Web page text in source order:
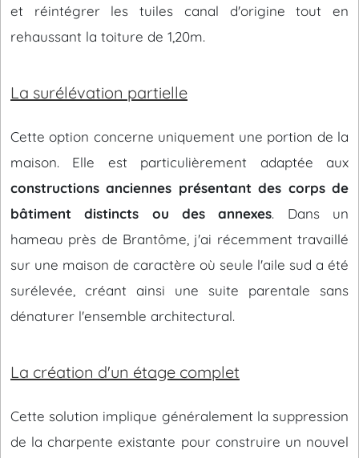
et réintégrer les tuiles canal d'origine tout en
rehaussant la toiture de 1,20m.
La surélévation partielle
Cette option concerne uniquement une portion de la
maison. Elle est particulièrement adaptée aux
constructions anciennes présentant des corps de
bâtiment distincts ou des annexes. Dans un
hameau près de Brantôme, j'ai récemment travaillé
sur une maison de caractère où seule l'aile sud a été
surélevée, créant ainsi une suite parentale sans
dénaturer l'ensemble architectural.
La création d'un étage complet
Cette solution implique généralement la suppression
de la charpente existante pour construire un nouvel